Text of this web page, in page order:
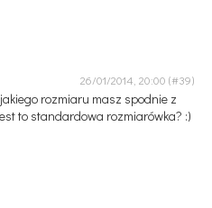
26/01/2014, 20:00
rozmiaru masz spodnie z
to standardowa rozmiarówka? :)